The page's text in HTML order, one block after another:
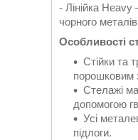
- Лінійка Heavy
чорного
Особливості
Стійки та
порошковим
Стелажі
допомогою
Усі
підлоги.